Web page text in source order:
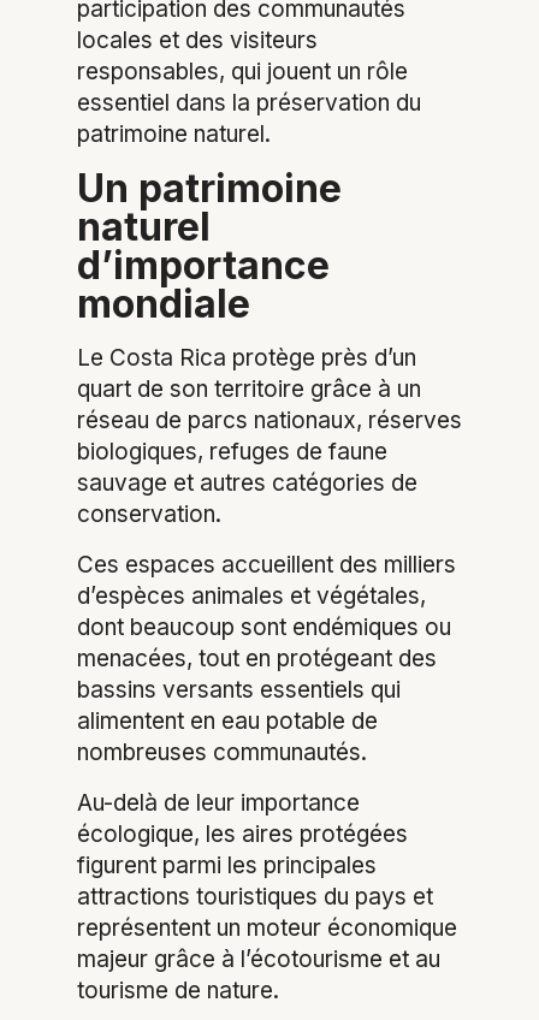
participation des communautés
locales et des visiteurs
responsables, qui jouent un rôle
essentiel dans la préservation du
patrimoine naturel.
Un patrimoine
naturel
d’importance
mondiale
Le Costa Rica protège près d’un
quart de son territoire grâce à un
réseau de parcs nationaux, réserves
biologiques, refuges de faune
sauvage et autres catégories de
conservation.
Ces espaces accueillent des milliers
d’espèces animales et végétales,
dont beaucoup sont endémiques ou
menacées, tout en protégeant des
bassins versants essentiels qui
alimentent en eau potable de
nombreuses communautés.
Au-delà de leur importance
écologique, les aires protégées
figurent parmi les principales
attractions touristiques du pays et
représentent un moteur économique
majeur grâce à l’écotourisme et au
tourisme de nature.